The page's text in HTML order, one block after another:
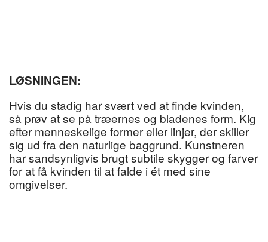
LØSNINGEN:
Hvis du stadig har svært ved at finde kvinden,
så prøv at se på træernes og bladenes form. Kig
efter menneskelige former eller linjer, der skiller
sig ud fra den naturlige baggrund. Kunstneren
har sandsynligvis brugt subtile skygger og farver
for at få kvinden til at falde i ét med sine
omgivelser.